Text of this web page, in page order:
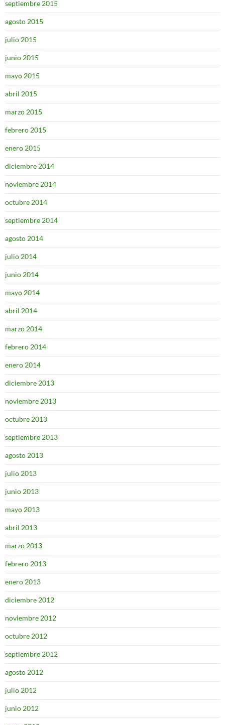
septiembre 2015
agosto 2015
julio 2015
junio 2015
mayo 2015
abril 2015
marzo 2015
febrero 2015
enero 2015
diciembre 2014
noviembre 2014
octubre 2014
septiembre 2014
agosto 2014
julio 2014
junio 2014
mayo 2014
abril 2014
marzo 2014
febrero 2014
enero 2014
diciembre 2013
noviembre 2013
octubre 2013
septiembre 2013
agosto 2013
julio 2013
junio 2013
mayo 2013
abril 2013
marzo 2013
febrero 2013
enero 2013
diciembre 2012
noviembre 2012
octubre 2012
septiembre 2012
agosto 2012
julio 2012
junio 2012